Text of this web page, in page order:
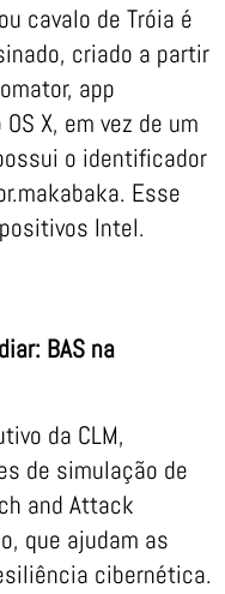
cavalo de Tróia é
criado a partir
app
X, em vez de um
o identificador
Esse
Intel.
BAS na
da CLM,
de simulação de
and Attack
que ajudam as
cibernética.